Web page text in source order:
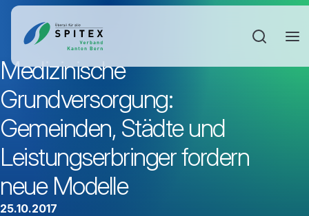
Medizinische
Grundversorgung:
Gemeinden, Städte und
Leistungserbringer fordern
neue Modelle
25.10.2017